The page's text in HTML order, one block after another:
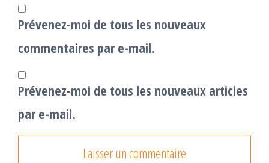
Prévenez-moi de tous les nouveaux
commentaires par e-mail.
Prévenez-moi de tous les nouveaux articles
par e-mail.